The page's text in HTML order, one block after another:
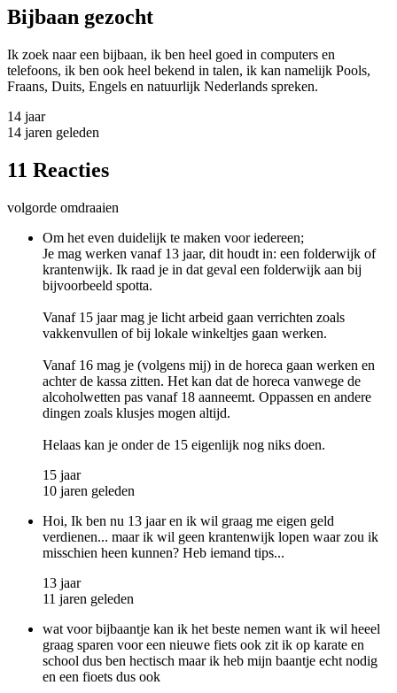
Bijbaan gezocht
Ik zoek naar een bijbaan, ik ben heel goed in computers en
telefoons, ik ben ook heel bekend in talen, ik kan namelijk Pools,
Fraans, Duits, Engels en natuurlijk Nederlands spreken.
14 jaar
14 jaren geleden
11 Reacties
volgorde omdraaien
Om het even duidelijk te maken voor iedereen;
Je mag werken vanaf 13 jaar, dit houdt in: een folderwijk of
krantenwijk. Ik raad je in dat geval een folderwijk aan bij
bijvoorbeeld spotta.
Vanaf 15 jaar mag je licht arbeid gaan verrichten zoals
vakkenvullen of bij lokale winkeltjes gaan werken.
Vanaf 16 mag je (volgens mij) in de horeca gaan werken en
achter de kassa zitten. Het kan dat de horeca vanwege de
alcoholwetten pas vanaf 18 aanneemt. Oppassen en andere
dingen zoals klusjes mogen altijd.
Helaas kan je onder de 15 eigenlijk nog niks doen.
15 jaar
10 jaren geleden
Hoi, Ik ben nu 13 jaar en ik wil graag me eigen geld
verdienen... maar ik wil geen krantenwijk lopen waar zou ik
misschien heen kunnen? Heb iemand tips...
13 jaar
11 jaren geleden
wat voor bijbaantje kan ik het beste nemen want ik wil heeel
graag sparen voor een nieuwe fiets ook zit ik op karate en
school dus ben hectisch maar ik heb mijn baantje echt nodig
en een fioets dus ook